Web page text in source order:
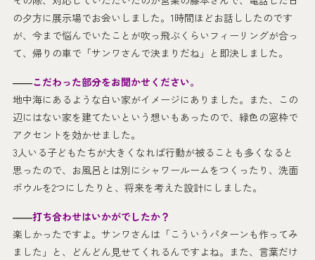
の夕方に展示場でお会いしました。1時間ほどお話ししたのです
が、今まで悩んでいたことが吹っ飛ぶくらいフィーリングが合っ
て、帰りの車で「サンワさんで決まりだね」と即決しました。
――こだわった部分をお聞かせください。
地中海にあるような白い家がイメージにありました。また、この
辺にはない家を建てたいという想いもあったので、緑色の窓枠で
アクセントを効かせました。
3人いる子どもたちが大きくなれば行動が被ることも多くなると
思ったので、お風呂とは別にシャワールームをつくったり、洗面
ボウルを2つにしたりと、将来を考えた設計にしました。
――打ち合わせはいかがでしたか？
楽しかったですよ。サンワさんは「こういうパターンも作ってみ
ました」と、どんどん見せてくれるんですよね。また、言葉だけ